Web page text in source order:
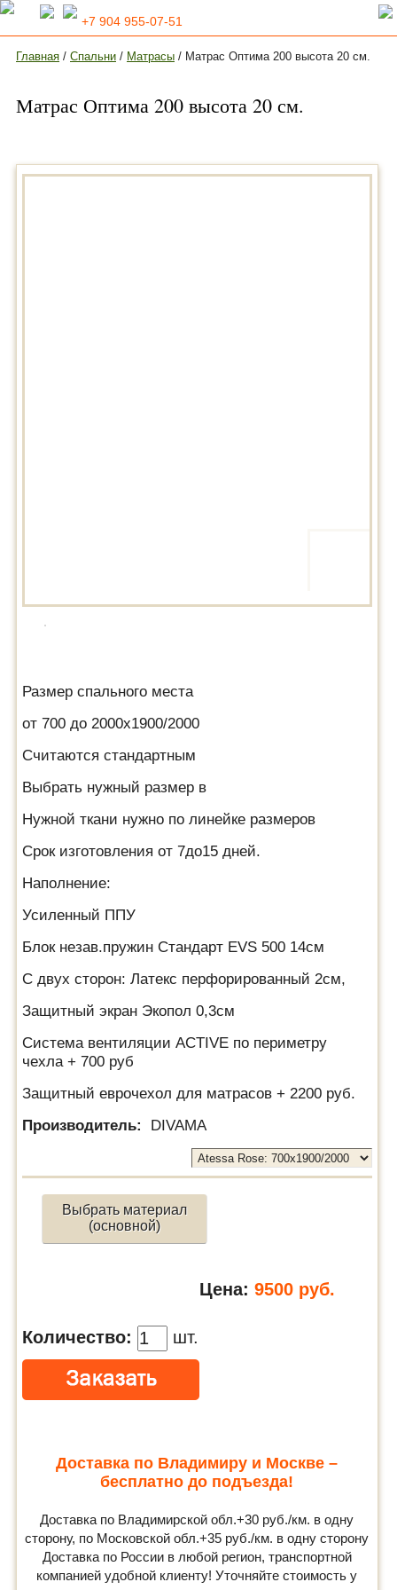
+7 904 955-07-51
Главная / Спальни / Матрасы / Матрас Оптима 200 высота 20 см.
Матрас Оптима 200 высота 20 см.
Размер спального места
от 700 до 2000х1900/2000
Считаются стандартным
Выбрать нужный размер в
Нужной ткани нужно по линейке размеров
Срок изготовления от 7до15 дней.
Наполнение:
Усиленный ППУ
Блок незав.пружин Стандарт EVS 500 14см
С двух сторон: Латекс перфорированный 2см,
Защитный экран Экопол 0,3см
Система вентиляции ACTIVE по периметру
чехла + 700 руб
Защитный еврочехол для матрасов + 2200 руб.
Производитель:
DIVAMA
Выбрать материал
(основной)
Цена: 9500 руб.
Количество: шт.
Доставка по Владимиру и Москве –
бесплатно до подъезда!
Доставка по Владимирской обл.+30 руб./км. в одну
сторону, по Московской обл.+35 руб./км. в одну сторону
Доставка по России в любой регион, транспортной
компанией удобной клиенту! Уточняйте стоимость у